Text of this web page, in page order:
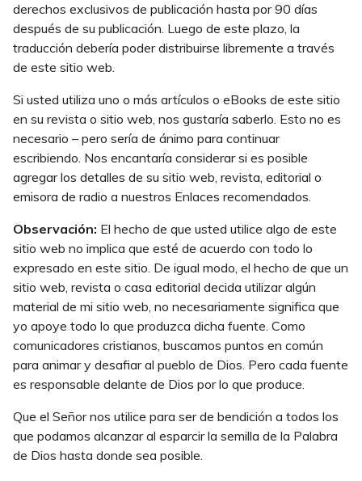
derechos exclusivos de publicación hasta por 90 días
después de su publicación. Luego de este plazo, la
traducción debería poder distribuirse libremente a través
de este sitio web.
Si usted utiliza uno o más artículos o eBooks de este sitio
en su revista o sitio web, nos gustaría saberlo. Esto no es
necesario – pero sería de ánimo para continuar
escribiendo. Nos encantaría considerar si es posible
agregar los detalles de su sitio web, revista, editorial o
emisora de radio a nuestros Enlaces recomendados.
Observación: El hecho de que usted utilice algo de este
sitio web no implica que esté de acuerdo con todo lo
expresado en este sitio. De igual modo, el hecho de que un
sitio web, revista o casa editorial decida utilizar algún
material de mi sitio web, no necesariamente significa que
yo apoye todo lo que produzca dicha fuente. Como
comunicadores cristianos, buscamos puntos en común
para animar y desafiar al pueblo de Dios. Pero cada fuente
es responsable delante de Dios por lo que produce.
Que el Señor nos utilice para ser de bendición a todos los
que podamos alcanzar al esparcir la semilla de la Palabra
de Dios hasta donde sea posible.